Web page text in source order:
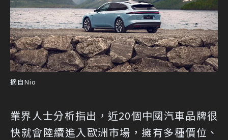
摘自Nio
業界人士分析指出，近20個中國汽車品牌很
快就會陸續進入歐洲市場，擁有多種價位、